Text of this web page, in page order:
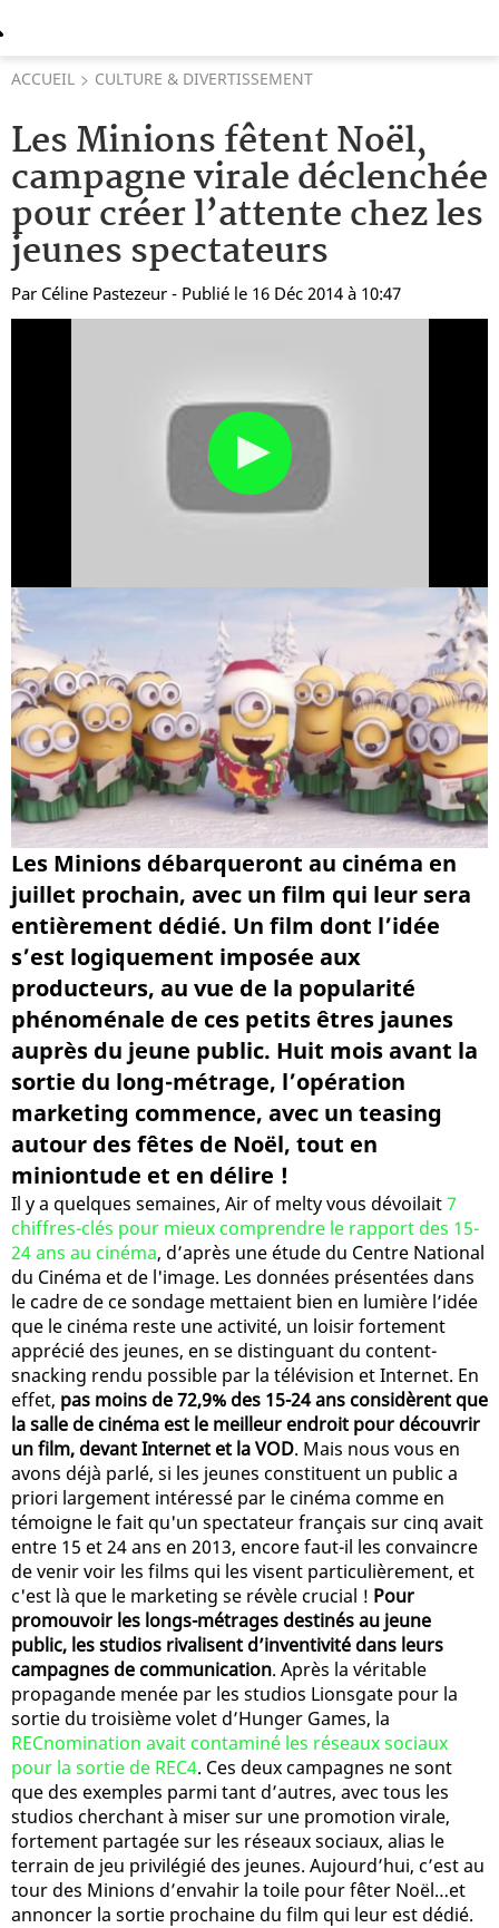
ACCUEIL CULTURE & DIVERTISSEMENT
Les Minions fêtent Noël,
campagne virale déclenchée
pour créer l’attente chez les
jeunes spectateurs
Par Céline Pastezeur - Publié le 16 Déc 2014 à 10:47
Les Minions débarqueront au cinéma en
juillet prochain, avec un film qui leur sera
entièrement dédié. Un film dont l’idée
s’est logiquement imposée aux
producteurs, au vue de la popularité
phénoménale de ces petits êtres jaunes
auprès du jeune public. Huit mois avant la
sortie du long-métrage, l’opération
marketing commence, avec un teasing
autour des fêtes de Noël, tout en
miniontude et en délire !
Il y a quelques semaines, Air of melty vous dévoilait7
chiffres-clés pour mieux comprendre le rapport des 15-
24 ans au cinéma, d’après une étude du Centre National
du Cinéma et de l'image. Les données présentées dans
le cadre de ce sondage mettaient bien en lumière l’idée
que le cinéma reste une activité, un loisir fortement
apprécié des jeunes, en se distinguant du content-
snacking rendu possible par la télévision et Internet. En
effet, pas moins de 72,9% des 15-24 ans considèrent que
la salle de cinéma est le meilleur endroit pour découvrir
un film, devant Internet et la VOD. Mais nous vous en
avons déjà parlé, si les jeunes constituent un public a
priori largement intéressé par le cinéma comme en
témoigne le fait qu'un spectateur français sur cinq avait
entre 15 et 24 ans en 2013, encore faut-il les convaincre
de venir voir les films qui les visent particulièrement, et
c'est là que le marketing se révèle crucial ! Pour
promouvoir les longs-métrages destinés au jeune
public, les studios rivalisent d’inventivité dans leurs
campagnes de communication. Après la véritable
propagande menée par les studios Lionsgate pour la
sortie du troisième volet d’Hunger Games, la
RECnomination avait contaminé les réseaux sociaux
pour la sortie de REC4. Ces deux campagnes ne sont
que des exemples parmi tant d’autres, avec tous les
studios cherchant à miser sur une promotion virale,
fortement partagée sur les réseaux sociaux, alias le
terrain de jeu privilégié des jeunes. Aujourd’hui, c’est au
tour des Minions d’envahir la toile pour fêter Noël…et
annoncer la sortie prochaine du film qui leur est dédié.